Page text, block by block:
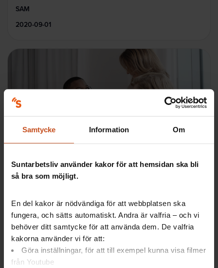
Samtycke Information Om
Suntarbetsliv använder kakor för att hemsidan ska bli
så bra som möjligt.
En del kakor är nödvändiga för att webbplatsen ska
fungera, och sätts automatiskt. Andra är valfria – och vi
behöver ditt samtycke för att använda dem. De valfria
kakorna använder vi för att:
Göra inställningar, för att till exempel kunna visa filmer
från Youtube
SAM
2020-09-01
Forskning på 5
HR har ett viktigt uppdrag att ge chefer stöd i
arbetsmiljöarbetet och för att främja samverkan. Ta
Samverkan, SAM